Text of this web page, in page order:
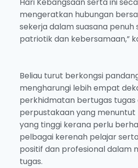
Hari Kebangsaan serta ini
mengeratkan hubungan
sekerja dalam suasana penuh
patriotik dan kebersamaan,”
Beliau turut berkongsi
mengharungi lebih empat
perkhidmatan bertugas tugas
perpustakaan yang
yang tinggi kerana perlu
pelbagai kerenah pelajar
positif dan profesional dalam
tugas.